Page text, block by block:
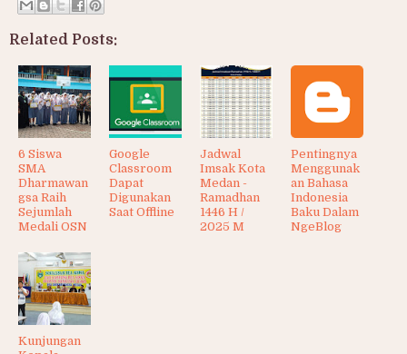
Related Posts:
6 Siswa
SMA
Dharmawan
gsa Raih
Sejumlah
Medali OSN
Google
Classroom
Dapat
Digunakan
Saat Offline
Jadwal
Imsak Kota
Medan -
Ramadhan
1446 H /
2025 M
Pentingnya
Menggunak
an Bahasa
Indonesia
Baku Dalam
NgeBlog
Kunjungan